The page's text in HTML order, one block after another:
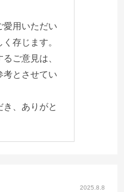
愛用いただい
存じます。
ご意見は、
考とさせてい
、ありがと
2025.8.8